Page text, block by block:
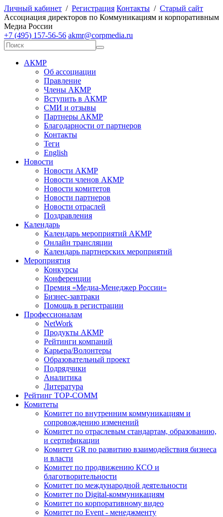
Личный кабинет / Регистрация Контакты / Старый сайт
Ассоциация директоров по Коммуникациям и корпоративным
Медиа России
+7 (495) 157-56-56 akmr@corpmedia.ru
АКМР
Об ассоциации
Правление
Члены АКМР
Вступить в АКМР
СМИ и отзывы
Партнеры АКМР
Благодарности от партнеров
Контакты
Теги
English
Новости
Новости АКМР
Новости членов АКМР
Новости комитетов
Новости партнеров
Новости отраслей
Поздравления
Календарь
Календарь мероприятий АКМР
Онлайн трансляции
Календарь партнерских мероприятий
Мероприятия
Конкурсы
Конференции
Премия «Медиа-Менеджер России»
Бизнес-завтраки
Помощь в регистрации
Профессионалам
NetWork
Продукты АКМР
Рейтинги компаний
Карьера/Волонтеры
Образовательный проект
Подрядчики
Аналитика
Литература
Рейтинг TOP-COMM
Комитеты
Комитет по внутренним коммуникациям и
сопровождению изменений
Комитет по отраслевым стандартам, образованию,
и сертификации
Комитет GR по развитию взаимодействия бизнеса
и власти
Комитет по продвижению КСО и
благотворительности
Комитет по международной деятельности
Комитет по Digital-коммуникациям
Комитет по корпоративному видео
Комитет по Event - менеджменту